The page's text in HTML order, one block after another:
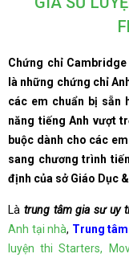
Chứng chỉ Cambridge
là những chứng chỉ
các em chuẩn bị sẵn
năng tiếng Anh vượt
buộc dành cho các
sang chương trình
định của sở Giáo Dục
Là trung tâm gia sư uy
Anh tại nhà, Trung
luyện thi Starters,